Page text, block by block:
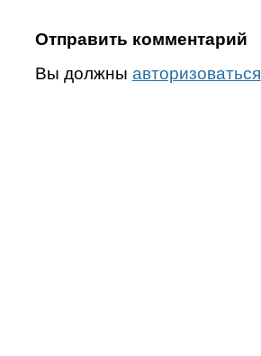
Отправить комментарий
Вы должны авторизоваться